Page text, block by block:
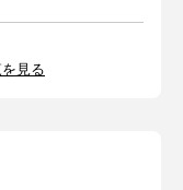
見る